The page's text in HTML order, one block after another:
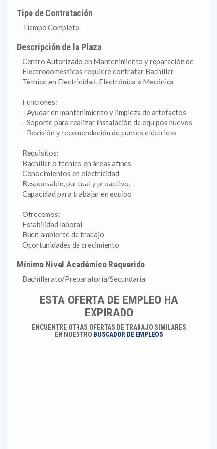
Tipo de Contratación
Tiempo Completo
Descripción de la Plaza
Centro Autorizado en Mantenimiento y reparación de
Electrodomésticos requiere contratar Bachiller
Técnico en Electricidad, Electrónica o Mecánica
Funciones:
- Ayudar en mantenimiento y limpieza de artefactos
- Soporte para realizar instalación de equipos nuevos
- Revisión y recomendación de puntos eléctricos
Requisitos:
Bachiller o técnico en áreas afines
Conocimientos en electricidad
Responsable, puntual y proactivo.
Capacidad para trabajar en equipo
Ofrecemos:
Estabilidad laboral
Buen ambiente de trabajo
Oportunidades de crecimiento
Mínimo Nivel Académico Requerido
Bachillerato/Preparatoria/Secundaria
ESTA OFERTA DE EMPLEO HA
EXPIRADO
ENCUENTRE OTRAS OFERTAS DE TRABAJO SIMILARES
EN NUESTRO BUSCADOR DE EMPLEOS